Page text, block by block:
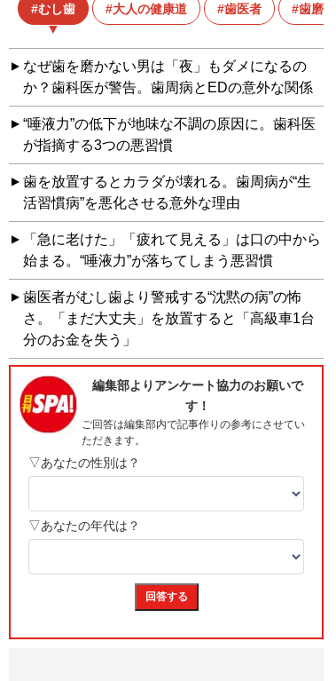
むし歯 大人の健康道 歯医者 歯磨き
なぜ歯を磨かない男は「夜」もダメになるの
か？歯科医が警告。歯周病とEDの意外な関係
“唾液力”の低下が地味な不調の原因に。歯科医
が指摘する3つの悪習慣
歯を放置するとカラダが壊れる。歯周病が“生
活習慣病”を悪化させる意外な理由
「急に老けた」「疲れて見える」は口の中から
始まる。“唾液力”が落ちてしまう悪習慣
歯医者がむし歯より警戒する“沈黙の病”の怖
さ。「まだ大丈夫」を放置すると「高級車1台
分のお金を失う」